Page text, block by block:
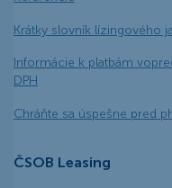
Krátky slovník lízingového
Informácie k platbám
DPH
Chráňte sa úspešne pred
ČSOB Leasing